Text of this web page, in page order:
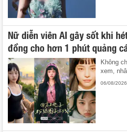
Nữ diễn viên AI gây sốt khi
đồng cho hơn 1 phút quảng
Không
xem,
06/08/2026